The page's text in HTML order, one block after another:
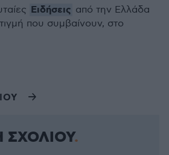
Ειδήσεις από την Ελλάδα
που συμβαίνουν, στο